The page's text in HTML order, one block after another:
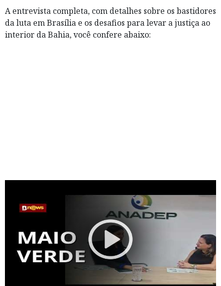
A entrevista completa, com detalhes sobre os bastidores
da luta em Brasília e os desafios para levar a justiça ao
interior da Bahia, você confere abaixo: